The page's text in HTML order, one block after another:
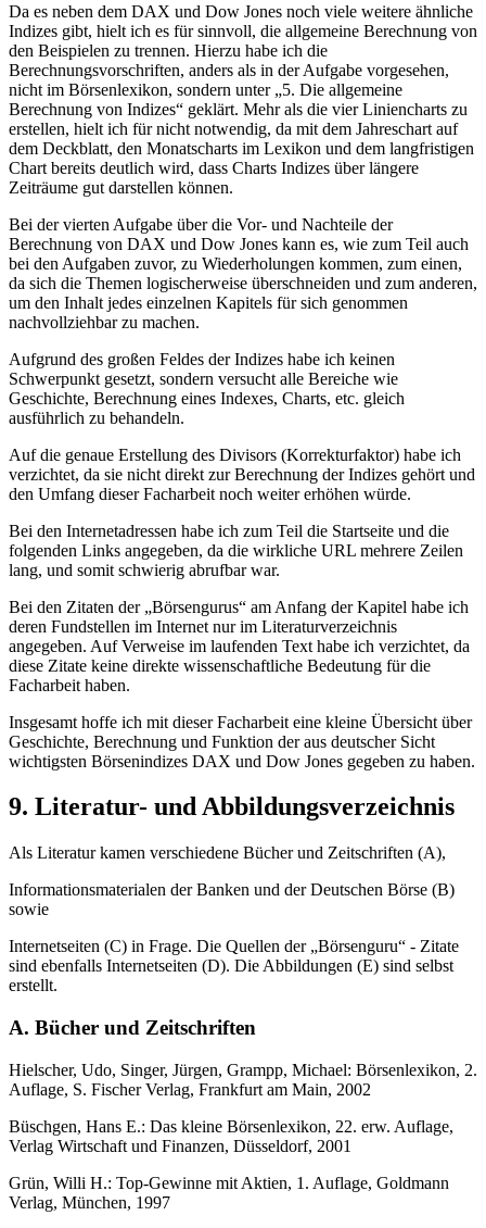
Da es neben dem DAX und Dow Jones noch viele weitere ähnliche
Indizes gibt, hielt ich es für sinnvoll, die allgemeine Berechnung von
den Beispielen zu trennen. Hierzu habe ich die
Berechnungsvorschriften, anders als in der Aufgabe vorgesehen,
nicht im Börsenlexikon, sondern unter „5. Die allgemeine
Berechnung von Indizes“ geklärt. Mehr als die vier Liniencharts zu
erstellen, hielt ich für nicht notwendig, da mit dem Jahreschart auf
dem Deckblatt, den Monatscharts im Lexikon und dem langfristigen
Chart bereits deutlich wird, dass Charts Indizes über längere
Zeiträume gut darstellen können.
Bei der vierten Aufgabe über die Vor- und Nachteile der
Berechnung von DAX und Dow Jones kann es, wie zum Teil auch
bei den Aufgaben zuvor, zu Wiederholungen kommen, zum einen,
da sich die Themen logischerweise überschneiden und zum anderen,
um den Inhalt jedes einzelnen Kapitels für sich genommen
nachvollziehbar zu machen.
Aufgrund des großen Feldes der Indizes habe ich keinen
Schwerpunkt gesetzt, sondern versucht alle Bereiche wie
Geschichte, Berechnung eines Indexes, Charts, etc. gleich
ausführlich zu behandeln.
Auf die genaue Erstellung des Divisors (Korrekturfaktor) habe ich
verzichtet, da sie nicht direkt zur Berechnung der Indizes gehört und
den Umfang dieser Facharbeit noch weiter erhöhen würde.
Bei den Internetadressen habe ich zum Teil die Startseite und die
folgenden Links angegeben, da die wirkliche URL mehrere Zeilen
lang, und somit schwierig abrufbar war.
Bei den Zitaten der „Börsengurus“ am Anfang der Kapitel habe ich
deren Fundstellen im Internet nur im Literaturverzeichnis
angegeben. Auf Verweise im laufenden Text habe ich verzichtet, da
diese Zitate keine direkte wissenschaftliche Bedeutung für die
Facharbeit haben.
Insgesamt hoffe ich mit dieser Facharbeit eine kleine Übersicht über
Geschichte, Berechnung und Funktion der aus deutscher Sicht
wichtigsten Börsenindizes DAX und Dow Jones gegeben zu haben.
9. Literatur- und Abbildungsverzeichnis
Als Literatur kamen verschiedene Bücher und Zeitschriften (A),
Informationsmaterialen der Banken und der Deutschen Börse (B)
sowie
Internetseiten (C) in Frage. Die Quellen der „Börsenguru“ - Zitate
sind ebenfalls Internetseiten (D). Die Abbildungen (E) sind selbst
erstellt.
A. Bücher und Zeitschriften
Hielscher, Udo, Singer, Jürgen, Grampp, Michael: Börsenlexikon, 2.
Auflage, S. Fischer Verlag, Frankfurt am Main, 2002
Büschgen, Hans E.: Das kleine Börsenlexikon, 22. erw. Auflage,
Verlag Wirtschaft und Finanzen, Düsseldorf, 2001
Grün, Willi H.: Top-Gewinne mit Aktien, 1. Auflage, Goldmann
Verlag, München, 1997